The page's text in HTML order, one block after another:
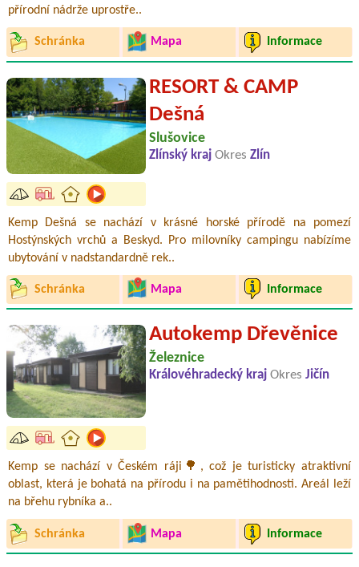
přírodní nádrže uprostře..
Schránka Mapa Informace
RESORT & CAMP
Dešná
Slušovice
Zlínský kraj Okres Zlín
Kemp Dešná se nachází v krásné horské přírodě na pomezí
Hostýnských vrchů a Beskyd. Pro milovníky campingu nabízíme
ubytování v nadstandardně rek..
Schránka Mapa Informace
Autokemp Dřevěnice
Železnice
Královéhradecký kraj Okres Jičín
Kemp se nachází v Českém ráji🌳, což je turisticky atraktivní
oblast, která je bohatá na přírodu i na pamětihodnosti. Areál leží
na břehu rybníka a..
Schránka Mapa Informace